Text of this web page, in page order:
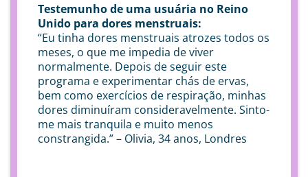
Testemunho de uma usuária no Reino
Unido para dores menstruais:
“Eu tinha dores menstruais atrozes todos os
meses, o que me impedia de viver
normalmente. Depois de seguir este
programa e experimentar chás de ervas,
bem como exercícios de respiração, minhas
dores diminuíram consideravelmente. Sinto-
me mais tranquila e muito menos
constrangida.” – Olivia, 34 anos, Londres